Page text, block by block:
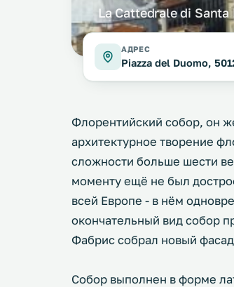
La Cattedrale di
АДРЕС
Piazza del Duomo,
Флорентийский собор, он
архитектурное творение
сложности больше шести
моменту ещё не был
всей Европе - в нём
окончательный вид собор
Фабрис собрал новый
Собор выполнен в форме